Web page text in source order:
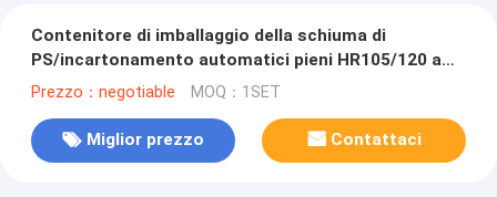
Contenitore di imballaggio della schiuma di
PS/incartonamento automatici pieni HR105/120 a
macchina
Prezzo：negotiable MOQ：1SET
Miglior prezzo Contattaci